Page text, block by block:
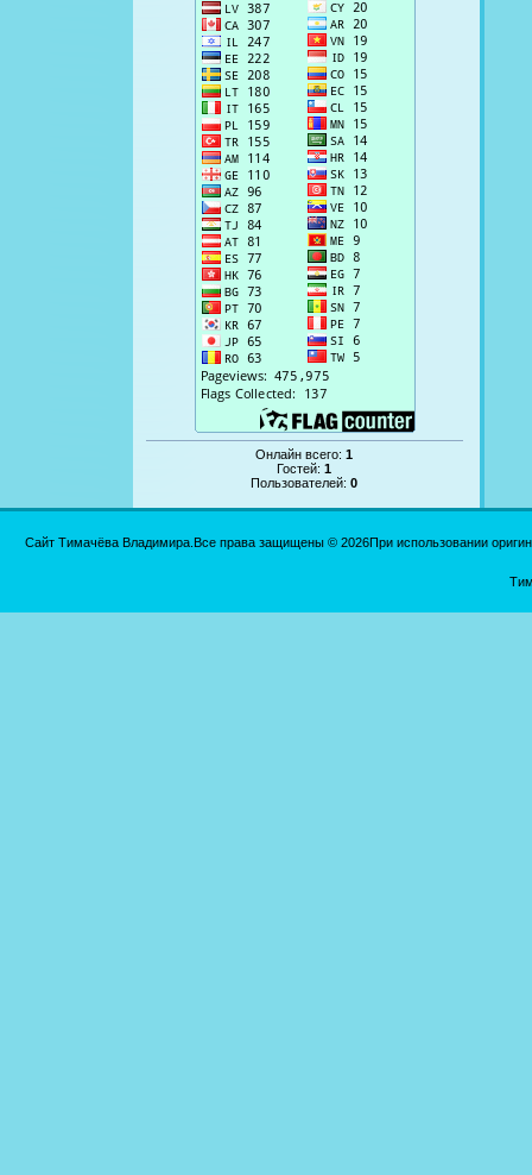
Онлайн всего:1
Гостей:1
Пользователей:0
Сайт Тимачёва Владимира.Все права защищены © 2026При использовании